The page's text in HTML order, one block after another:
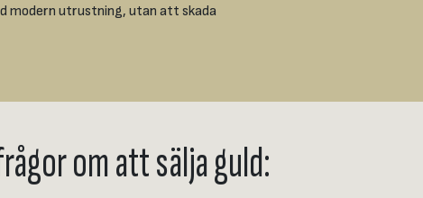
modern utrustning, utan att skada
om att sälja guld: